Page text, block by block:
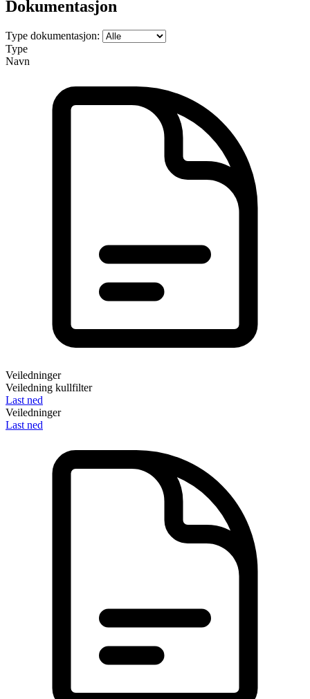
Dokumentasjon
Type dokumentasjon:
Type
Navn
Veiledninger
Veiledning kullfilter
Last ned
Veiledninger
Last ned